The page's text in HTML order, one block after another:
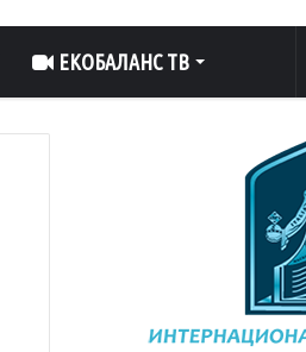
ЕКОБАЛАНС ТВ